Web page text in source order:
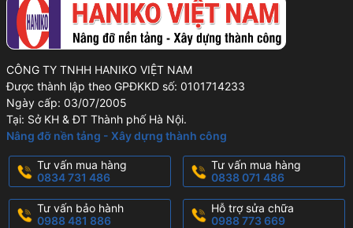
CÔNG TY TNHH HANIKO VIỆT NAM
Được thành lập theo GPĐKKD số: 0101714233
Ngày cấp: 03/07/2005
Tại: Sở KH & ĐT Thành phố Hà Nội.
Nâng đỡ nền tảng - Xây dựng thành công
Tư vấn mua hàng
0834 731 486
Tư vấn mua hàng
0838 071 486
Tư vấn bảo hành
0988 481 886
Hỗ trợ sửa chữa
0988 773 669